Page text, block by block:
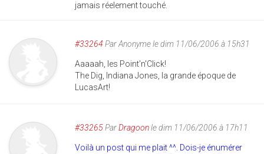
jamais réelement touché.
#33264 ParAnonymele dim 11/06/2006 à 15h31
Aaaaah, les Point'n'Click!
The Dig, Indiana Jones, la grande époque de
LucasArt!
#33265ParDragoonle dim 11/06/2006 à 17h11
Voilà un post qui me plait ^^. Dois-je énumérer